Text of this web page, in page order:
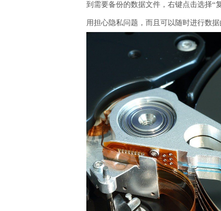
到需要备份的数据文件，右键点击选择“
用担心隐私问题，而且可以随时进行数